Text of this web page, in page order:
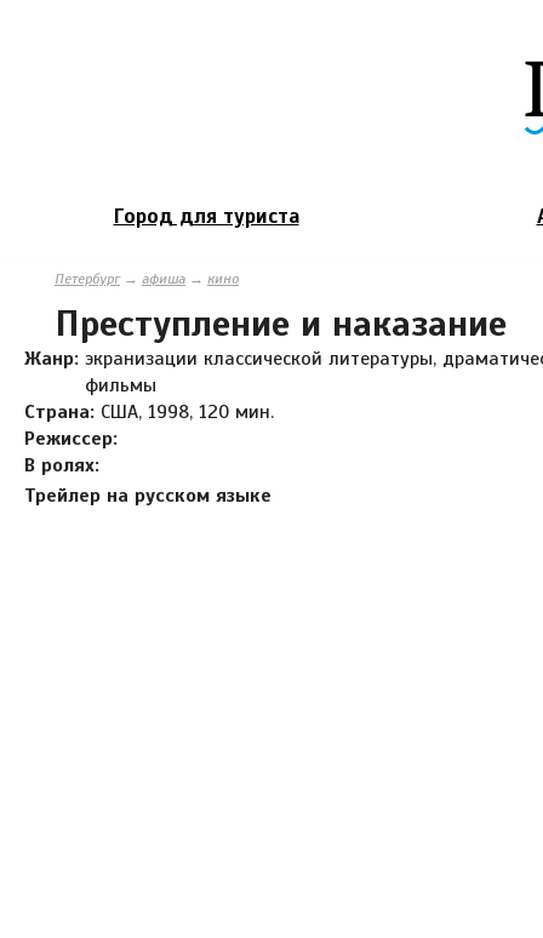
Город для туриста
Петербург→ афиша → кино
Преступление и наказание
Жанр: экранизации классической литературы,
фильмы
Страна: США, 1998, 120 мин.
Режиссер:
В ролях:
Трейлер на русском языке